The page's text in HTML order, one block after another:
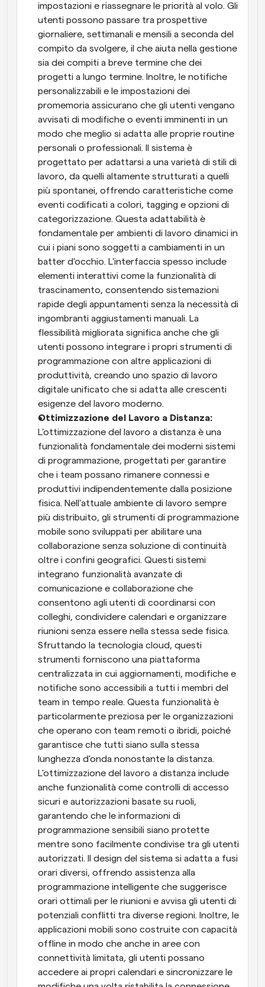
impostazioni e riassegnare le priorità al volo. Gli
utenti possono passare tra prospettive
giornaliere, settimanali e mensili a seconda del
compito da svolgere, il che aiuta nella gestione
sia dei compiti a breve termine che dei
progetti a lungo termine. Inoltre, le notifiche
personalizzabili e le impostazioni dei
promemoria assicurano che gli utenti vengano
avvisati di modifiche o eventi imminenti in un
modo che meglio si adatta alle proprie routine
personali o professionali. Il sistema è
progettato per adattarsi a una varietà di stili di
lavoro, da quelli altamente strutturati a quelli
più spontanei, offrendo caratteristiche come
eventi codificati a colori, tagging e opzioni di
categorizzazione. Questa adattabilità è
fondamentale per ambienti di lavoro dinamici in
cui i piani sono soggetti a cambiamenti in un
batter d'occhio. L'interfaccia spesso include
elementi interattivi come la funzionalità di
trascinamento, consentendo sistemazioni
rapide degli appuntamenti senza la necessità di
ingombranti aggiustamenti manuali. La
flessibilità migliorata significa anche che gli
utenti possono integrare i propri strumenti di
programmazione con altre applicazioni di
produttività, creando uno spazio di lavoro
digitale unificato che si adatta alle crescenti
esigenze del lavoro moderno.
L'ottimizzazione del lavoro a distanza è una
funzionalità fondamentale dei moderni sistemi
di programmazione, progettati per garantire
che i team possano rimanere connessi e
produttivi indipendentemente dalla posizione
fisica. Nell'attuale ambiente di lavoro sempre
più distribuito, gli strumenti di programmazione
mobile sono sviluppati per abilitare una
collaborazione senza soluzione di continuità
oltre i confini geografici. Questi sistemi
integrano funzionalità avanzate di
comunicazione e collaborazione che
consentono agli utenti di coordinarsi con
colleghi, condividere calendari e organizzare
riunioni senza essere nella stessa sede fisica.
Sfruttando la tecnologia cloud, questi
strumenti forniscono una piattaforma
centralizzata in cui aggiornamenti, modifiche e
notifiche sono accessibili a tutti i membri del
team in tempo reale. Questa funzionalità è
particolarmente preziosa per le organizzazioni
che operano con team remoti o ibridi, poiché
garantisce che tutti siano sulla stessa
lunghezza d'onda nonostante la distanza.
L'ottimizzazione del lavoro a distanza include
anche funzionalità come controlli di accesso
sicuri e autorizzazioni basate su ruoli,
garantendo che le informazioni di
programmazione sensibili siano protette
mentre sono facilmente condivise tra gli utenti
autorizzati. Il design del sistema si adatta a fusi
orari diversi, offrendo assistenza alla
programmazione intelligente che suggerisce
orari ottimali per le riunioni e avvisa gli utenti di
potenziali conflitti tra diverse regioni. Inoltre, le
applicazioni mobili sono costruite con capacità
offline in modo che anche in aree con
connettività limitata, gli utenti possano
accedere ai propri calendari e sincronizzare le